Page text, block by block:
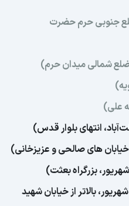
جنوبی حرم حضرت
شمالی میدان حرم)
علی)
انتهای بلوار قدس)
های صالحی و عزیزخانی)
بزرگراه بعثت)
بالاتر از خیابان شهید